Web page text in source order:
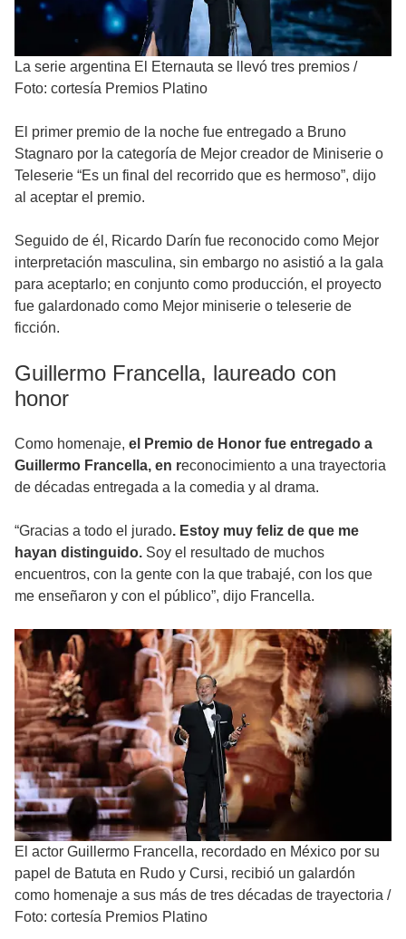
La serie argentina El Eternauta se llevó tres premios /
Foto: cortesía Premios Platino
El primer premio de la noche fue entregado a Bruno
Stagnaro por la categoría de Mejor creador de Miniserie o
Teleserie “Es un final del recorrido que es hermoso”, dijo
al aceptar el premio.
Seguido de él, Ricardo Darín fue reconocido como Mejor
interpretación masculina, sin embargo no asistió a la gala
para aceptarlo; en conjunto como producción, el proyecto
fue galardonado como Mejor miniserie o teleserie de
ficción.
Guillermo Francella, laureado con
honor
Como homenaje, el Premio de Honor fue entregado a
Guillermo Francella, en reconocimiento a una trayectoria
de décadas entregada a la comedia y al drama.
“Gracias a todo el jurado. Estoy muy feliz de que me
hayan distinguido. Soy el resultado de muchos
encuentros, con la gente con la que trabajé, con los que
me enseñaron y con el público”, dijo Francella.
El actor Guillermo Francella, recordado en México por su
papel de Batuta en Rudo y Cursi, recibió un galardón
como homenaje a sus más de tres décadas de trayectoria /
Foto: cortesía Premios Platino